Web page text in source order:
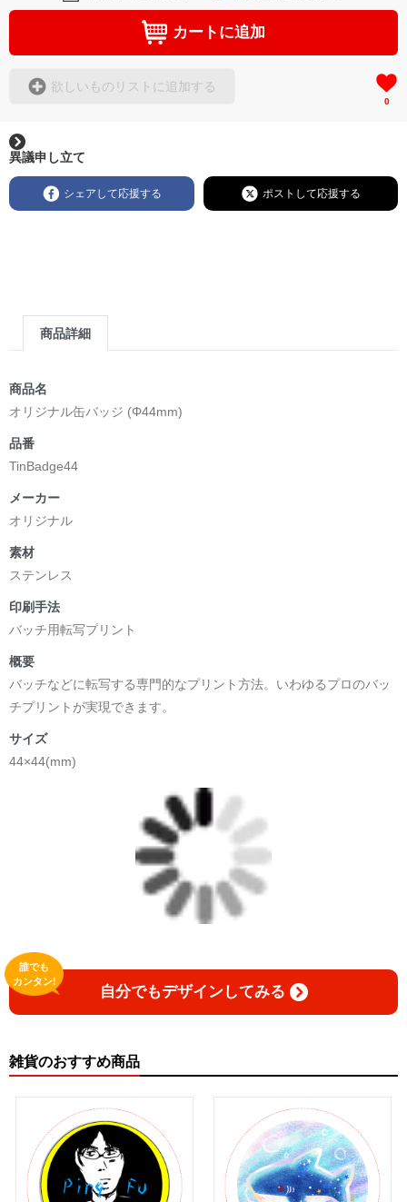
カートに追加
欲しいものリストに追加する
0
異議申し立て
シェアして応援する ポストして応援する
商品詳細
商品名
オリジナル缶バッジ (Φ44mm)
品番
TinBadge44
メーカー
オリジナル
素材
ステンレス
印刷手法
バッチ用転写プリント
概要
バッチなどに転写する専門的なプリント方法。いわゆるプロのバッ
チプリントが実現できます。
サイズ
44×44(mm)
自分でもデザインしてみる
誰でも
カンタン!
雑貨のおすすめ商品